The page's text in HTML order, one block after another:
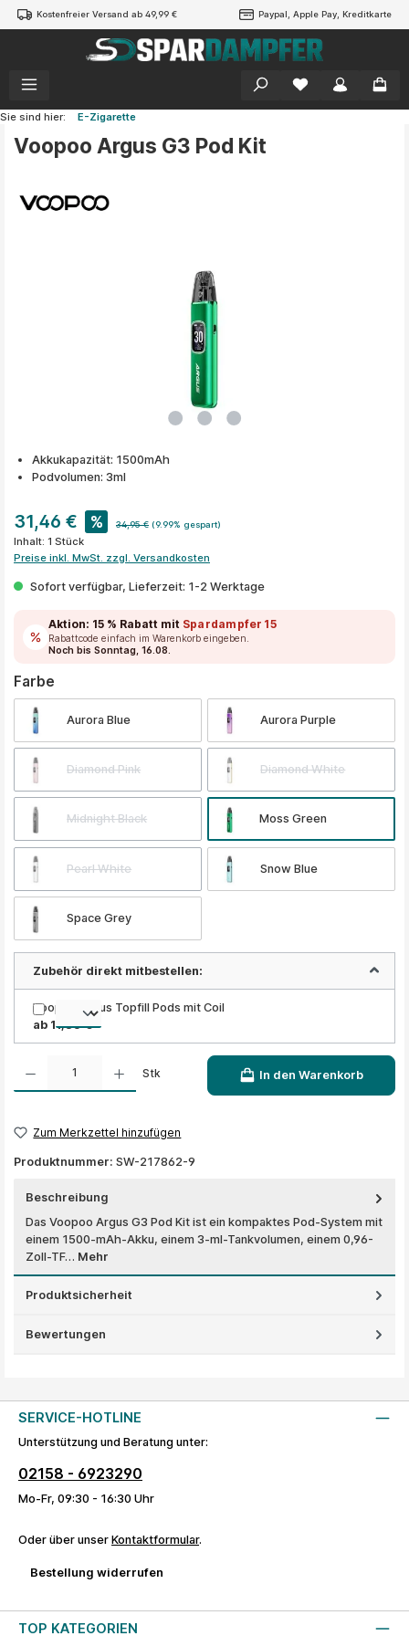
springen
Kostenfreier Versand ab 49,99 € Paypal, Apple Pay, Kreditkarte
Sie sind hier: E-Zigarette
Voopoo Argus G3 Pod Kit
Akkukapazität: 1500mAh
Podvolumen: 3ml
31,46 € % 34,95 € (9.99% gespart)
Inhalt: 1 Stück
Preise inkl. MwSt. zzgl. Versandkosten
Sofort verfügbar, Lieferzeit: 1-2 Werktage
Aktion: 15 % Rabatt mit Spardampfer15
Rabattcode einfach im Warenkorb eingeben.
Noch bis Sonntag, 16.08.
Farbe
Aurora Blue Aurora Purple
Diamond Pink Diamond White
Midnight Black Moss Green
Pearl White Snow Blue
Space Grey
Zubehör direkt mitbestellen:
Voopoo Argus Topfill Pods mit Coil
ab 11,35 €
Produkt Anzahl: Gib den gewünschten Wert ein oder benutze die Schaltflächen um die
Stk In den Warenkorb
Zum Merkzettel hinzufügen
Produktnummer: SW-217862-9
Beschreibung
Das Voopoo Argus G3 Pod Kit ist ein kompaktes Pod-System mit
einem 1500-mAh-Akku, einem 3-ml-Tankvolumen, einem 0,96-
Zoll-TF… Mehr
Produktsicherheit
Bewertungen
SERVICE-HOTLINE
Unterstützung und Beratung unter:
02158 - 6923290
Mo-Fr, 09:30 - 16:30 Uhr
Oder über unser Kontaktformular.
Bestellung widerrufen
TOP KATEGORIEN